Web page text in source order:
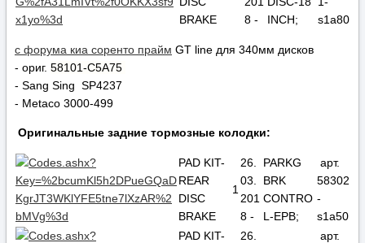
BRAKE
8 -
INCH;
s1a80
с форума киа соренто прайм GT line для 340мм дисков
- ориг. 58101-C5A75
- Sang Sing SP4237
- Metaco 3000-499
Оригинальные задние тормозные колодки:
PAD KIT-
REAR
DISC
BRAKE
1
26.
03.
201
8 -
PARKG
BRK
CONTRO
L-EPB;
арт.
58302
-
s1a50
PAD KIT-
26.
арт.